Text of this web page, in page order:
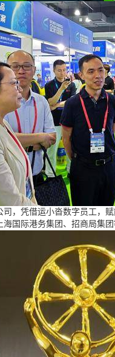
，凭借运小沓数字员工，
国际港务集团、招商局集团